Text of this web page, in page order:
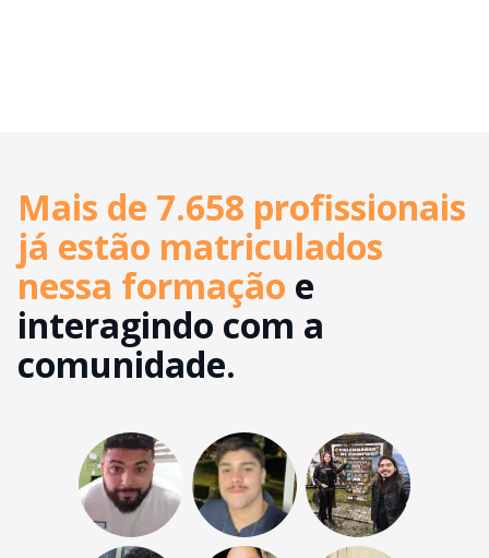
Mais de 7.658 profissionais
já estão matriculados
nessa formação e
interagindo com a
comunidade.